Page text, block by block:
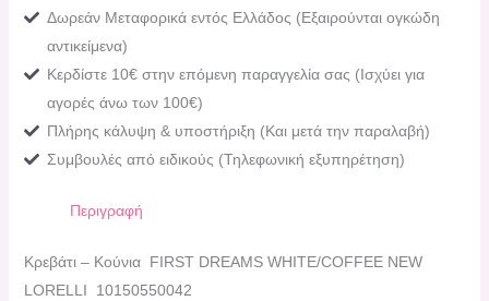
Δωρεάν Μεταφορικά εντός Ελλάδος (Εξαιρούνται ογκώδη
αντικείμενα)
Κερδίστε 10€ στην επόμενη παραγγελία σας (Ισχύει για
αγορές άνω των 100€)
Πλήρης κάλυψη & υποστήριξη (Και μετά την παραλαβή)
Συμβουλές από ειδικούς (Τηλεφωνική εξυπηρέτηση)
Περιγραφή
Κρεβάτι – Κούνια FIRST DREAMS WHITE/COFFEE NEW
LORELLI 10150550042